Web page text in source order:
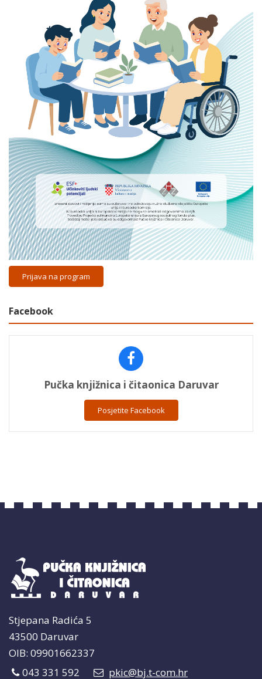
Prijava na program
Facebook
Pučka knjižnica i čitaonica Daruvar
Posjetite Facebook
Stjepana Radića 5
43500 Daruvar
OIB: 09901662337
043 331 592
pkic@bj.t-com.hr